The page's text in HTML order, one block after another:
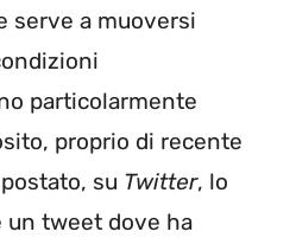
serve a muoversi
particolarmente
proprio di recente
su Twitter, lo
un tweet dove ha